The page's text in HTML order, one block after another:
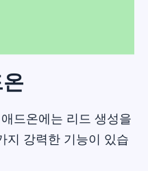
드온에는 리드 생성을
지 강력한 기능이 있습